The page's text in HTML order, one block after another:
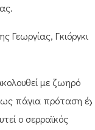
Γεωργίας, Γκιόργκι
με ζωηρό
πάγια πρόταση έχει
ο σερραϊκός